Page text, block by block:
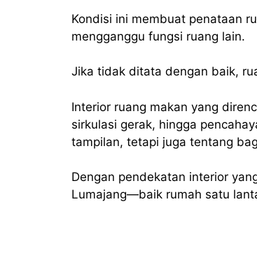
Kondisi ini membuat penataan
mengganggu fungsi ruang lain.
Jika tidak ditata dengan baik,
Interior ruang makan yang
sirkulasi gerak, hingga
tampilan, tetapi juga tentang
Dengan pendekatan interior
Lumajang—baik rumah satu